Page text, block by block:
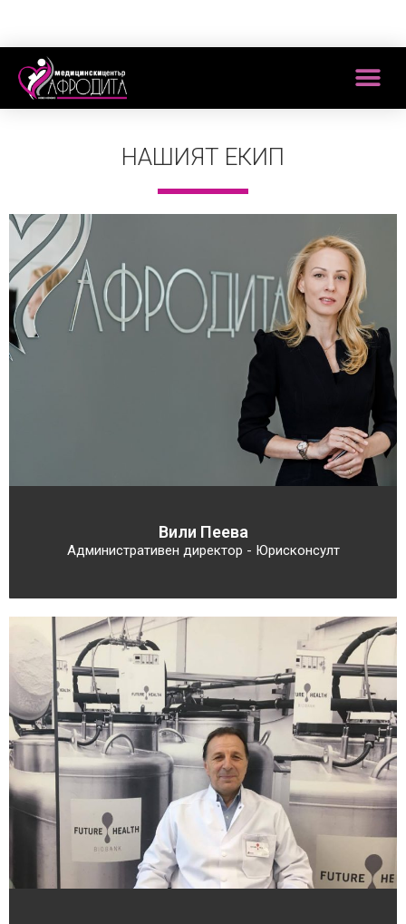
НАШИЯТ ЕКИП
Вили Пеева
Административен директор - Юрисконсулт